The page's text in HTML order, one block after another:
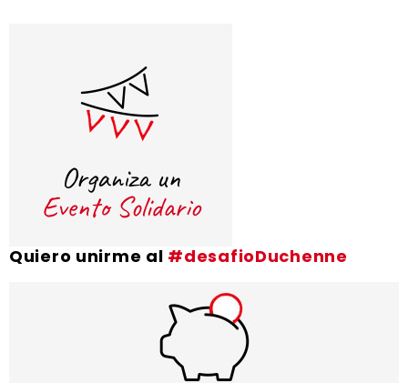
Quiero unirme al #desafioDuchenne